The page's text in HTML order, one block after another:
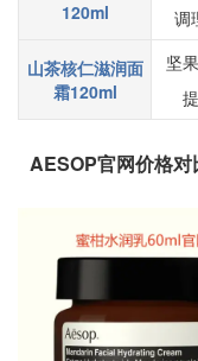
120ml 调
山茶核仁滋润面
霜120ml
坚
AESOP官网价格